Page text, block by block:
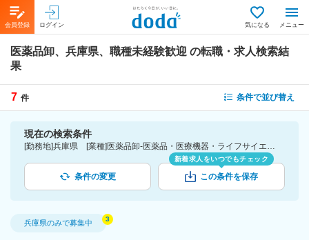
会員登録 ログイン 気になる メニュー
医薬品卸、兵庫県、職種未経験歓迎 の転職・求人検索結
果
7 件 条件で並び替え
現在の検索条件
[勤務地]兵庫県 [業種]医薬品卸-医薬品・医療機器・ライフサイエンス・医療系サービス [こだわり条件ピックアップ]職種未経験歓迎 [詳細条件](募集・採用情報)職種未経験歓迎
条件の変更
新着求人をいつでもチェック
この条件を保存
兵庫県のみで募集中